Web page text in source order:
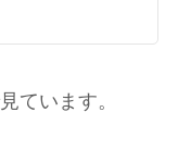
ています。